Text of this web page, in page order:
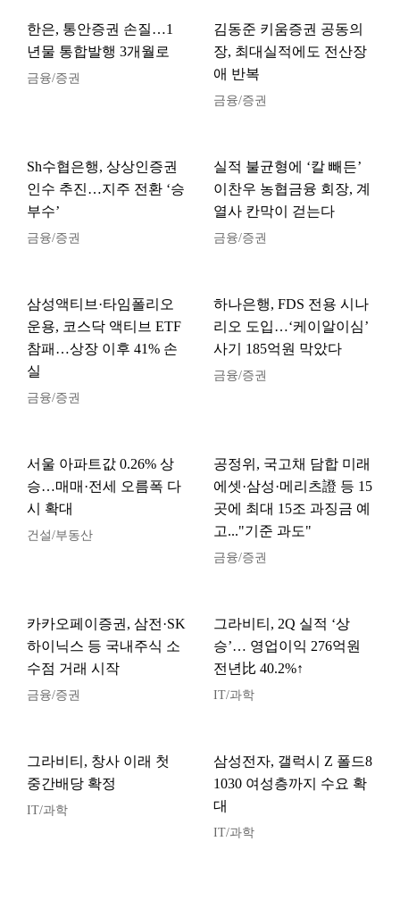
한은, 통안증권 손질…1
년물 통합발행 3개월로
금융/증권
김동준 키움증권 공동의
장, 최대실적에도 전산장
애 반복
금융/증권
Sh수협은행, 상상인증권
인수 추진…지주 전환 ‘승
부수’
금융/증권
실적 불균형에 ‘칼 빼든’
이찬우 농협금융 회장, 계
열사 칸막이 걷는다
금융/증권
삼성액티브·타임폴리오
운용, 코스닥 액티브 ETF
참패…상장 이후 41% 손
실
금융/증권
하나은행, FDS 전용 시나
리오 도입…‘케이알이심’
사기 185억원 막았다
금융/증권
서울 아파트값 0.26% 상
승…매매·전세 오름폭 다
시 확대
건설/부동산
공정위, 국고채 담합 미래
에셋·삼성·메리츠證 등 15
곳에 최대 15조 과징금 예
고..."기준 과도"
금융/증권
카카오페이증권, 삼전·SK
하이닉스 등 국내주식 소
수점 거래 시작
금융/증권
그라비티, 2Q 실적 ‘상
승’… 영업이익 276억원
전년比 40.2%↑
IT/과학
그라비티, 창사 이래 첫
중간배당 확정
IT/과학
삼성전자, 갤럭시 Z 폴드8
1030 여성층까지 수요 확
대
IT/과학